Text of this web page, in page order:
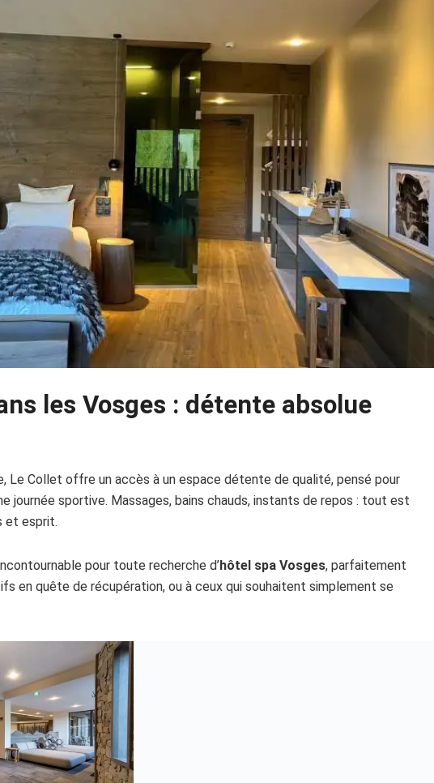
les Vosges : détente absolue
Le Collet offre un accès à un espace détente de qualité, pensé pour
journée sportive. Massages, bains chauds, instants de repos : tout est
et esprit.
pour toute recherche d’hôtel spa Vosges, parfaitement
en quête de récupération, ou à ceux qui souhaitent simplement se